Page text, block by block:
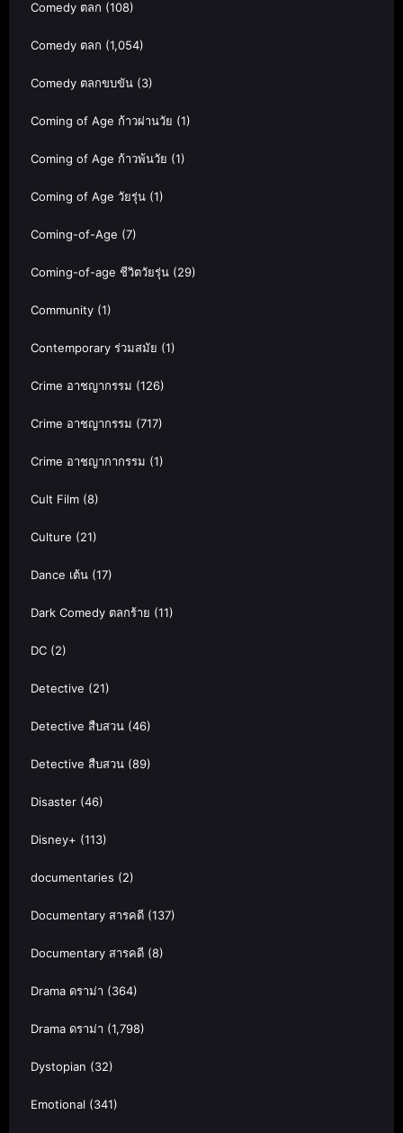
Comedy ตลก (108)
Comedy ตลก (1,054)
Comedy ตลกขบขัน (3)
Coming of Age ก้าวผ่านวัย (1)
Coming of Age ก้าวพ้นวัย (1)
Coming of Age วัยรุ่น (1)
Coming-of-Age (7)
Coming-of-age ชีวิตวัยรุ่น (29)
Community (1)
Contemporary ร่วมสมัย (1)
Crime อาชญากรรม (126)
Crime อาชญากรรม (717)
Crime อาชญากากรรม (1)
Cult Film (8)
Culture (21)
Dance เต้น (17)
Dark Comedy ตลกร้าย (11)
DC (2)
Detective (21)
Detective สืบสวน (46)
Detective สืบสวน (89)
Disaster (46)
Disney+ (113)
documentaries (2)
Documentary สารคดี (137)
Documentary สารคดี (8)
Drama ดราม่า (364)
Drama ดราม่า (1,798)
Dystopian (32)
Emotional (341)